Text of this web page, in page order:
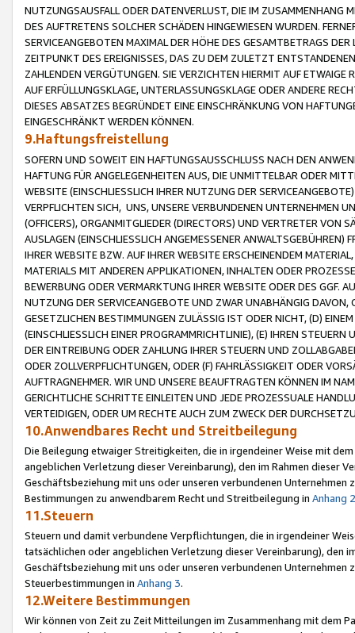
NUTZUNGSAUSFALL ODER DATENVERLUST, DIE IM ZUSAMMENHANG
DES AUFTRETENS SOLCHER SCHÄDEN HINGEWIESEN WURDEN.
SERVICEANGEBOTEN MAXIMAL DER HÖHE DES GESAMTBETRAGS
ZEITPUNKT DES EREIGNISSES, DAS ZU DEM ZULETZT
ZAHLENDEN VERGÜTUNGEN. SIE VERZICHTEN HIERMIT AUF
AUF ERFÜLLUNGSKLAGE, UNTERLASSUNGSKLAGE ODER ANDERE
DIESES ABSATZES BEGRÜNDET EINE EINSCHRÄNKUNG VON
EINGESCHRÄNKT WERDEN KÖNNEN.
9.Haftungsfreistellung
SOFERN UND SOWEIT EIN HAFTUNGSAUSSCHLUSS NACH DEN
HAFTUNG FÜR ANGELEGENHEITEN AUS, DIE UNMITTELBAR ODER
WEBSITE (EINSCHLIESSLICH IHRER NUTZUNG DER
VERPFLICHTEN SICH, UNS, UNSERE VERBUNDENEN UNTERNEHMEN
(OFFICERS), ORGANMITGLIEDER (DIRECTORS) UND VERTRETER VON
AUSLAGEN (EINSCHLIESSLICH ANGEMESSENER
IHRER WEBSITE BZW. AUF IHRER WEBSITE ERSCHEINENDEM
MATERIALS MIT ANDEREN APPLIKATIONEN, INHALTEN ODER
BEWERBUNG ODER VERMARKTUNG IHRER WEBSITE ODER DES GGF.
NUTZUNG DER SERVICEANGEBOTE UND ZWAR UNABHÄNGIG
GESETZLICHEN BESTIMMUNGEN ZULÄSSIG IST ODER NICHT, (D)
(EINSCHLIESSLICH EINER PROGRAMMRICHTLINIE), (E) IHREN
DER EINTREIBUNG ODER ZAHLUNG IHRER STEUERN UND
ODER ZOLLVERPFLICHTUNGEN, ODER (F) FAHRLÄSSIGKEIT ODER
AUFTRAGNEHMER. WIR UND UNSERE BEAUFTRAGTEN KÖNNEN IM
GERICHTLICHE SCHRITTE EINLEITEN UND JEDE PROZESSUALE
VERTEIDIGEN, ODER UM RECHTE AUCH ZUM ZWECK DER
10.Anwendbares Recht und Streitbeilegung
Die Beilegung etwaiger Streitigkeiten, die in irgendeiner Weise mit
angeblichen Verletzung dieser Vereinbarung), den im Rahmen dieser
Geschäftsbeziehung mit uns oder unseren verbundenen
Bestimmungen zu anwendbarem Recht und Streitbeilegung in Anhang 2
11.Steuern
Steuern und damit verbundene Verpflichtungen, die in irgendeiner
tatsächlichen oder angeblichen Verletzung dieser Vereinbarung), den
Geschäftsbeziehung mit uns oder unseren verbundenen
Steuerbestimmungen in Anhang 3.
12.Weitere Bestimmungen
Wir können von Zeit zu Zeit Mitteilungen im Zusammenhang mit dem